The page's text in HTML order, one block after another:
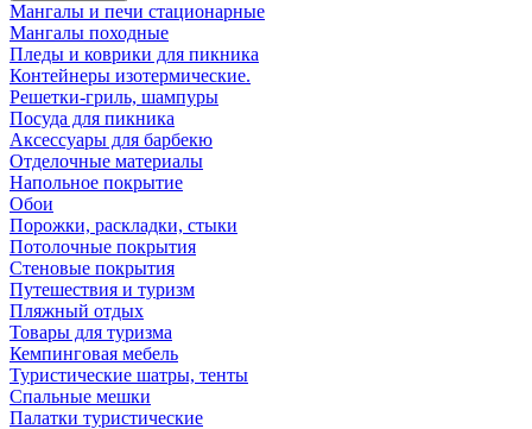
Мангалы и печи стационарные
Мангалы походные
Пледы и коврики для пикника
Контейнеры изотермические.
Решетки-гриль, шампуры
Посуда для пикника
Аксессуары для барбекю
Отделочные материалы
Напольное покрытие
Обои
Порожки, раскладки, стыки
Потолочные покрытия
Стеновые покрытия
Путешествия и туризм
Пляжный отдых
Товары для туризма
Кемпинговая мебель
Туристические шатры, тенты
Спальные мешки
Палатки туристические